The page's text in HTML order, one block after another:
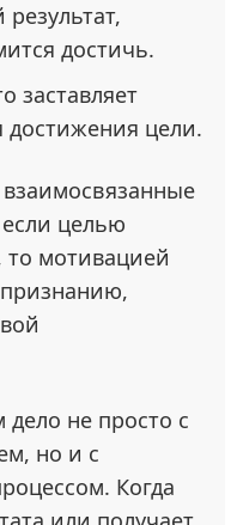
достичь.
заставляет
достижения цели.
целью
то мотивацией
признанию,
не просто с
но и с
Когда